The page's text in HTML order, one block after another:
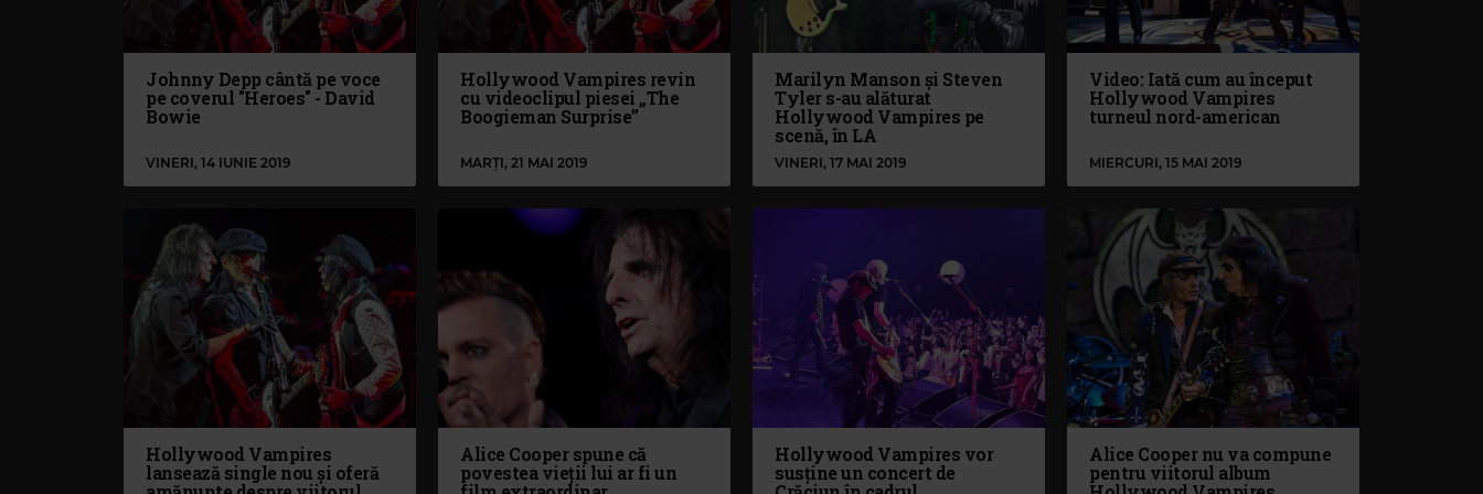
Johnny Depp cântă pe voce
pe coverul "Heroes" - David
Bowie
VINERI, 14 IUNIE 2019
Hollywood Vampires revin
cu videoclipul piesei „The
Boogieman Surprise”
MARȚI, 21 MAI 2019
Marilyn Manson și Steven
Tyler s-au alăturat
Hollywood Vampires pe
scenă, în LA
VINERI, 17 MAI 2019
Video: Iată cum au început
Hollywood Vampires
turneul nord-american
MIERCURI, 15 MAI 2019
Hollywood Vampires
lansează single nou și oferă
Alice Cooper spune că
povestea vieții lui ar fi un
Hollywood Vampires vor
susține un concert de
Alice Cooper nu va compune
pentru viitorul album